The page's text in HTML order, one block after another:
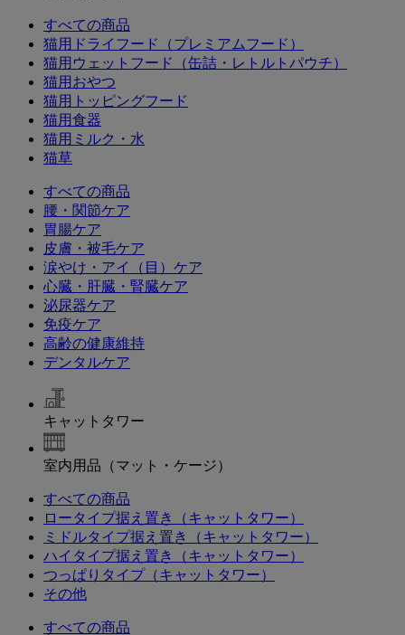
すべての商品
猫用ドライフード（プレミアムフード）
猫用ウェットフード（缶詰・レトルトパウチ）
猫用おやつ
猫用トッピングフード
猫用食器
猫用ミルク・水
猫草
すべての商品
腰・関節ケア
胃腸ケア
皮膚・被毛ケア
涙やけ・アイ（目）ケア
心臓・肝臓・腎臓ケア
泌尿器ケア
免疫ケア
高齢の健康維持
デンタルケア
キャットタワー
室内用品（マット・ケージ）
すべての商品
ロータイプ据え置き（キャットタワー）
ミドルタイプ据え置き（キャットタワー）
ハイタイプ据え置き（キャットタワー）
つっぱりタイプ（キャットタワー）
その他
すべての商品